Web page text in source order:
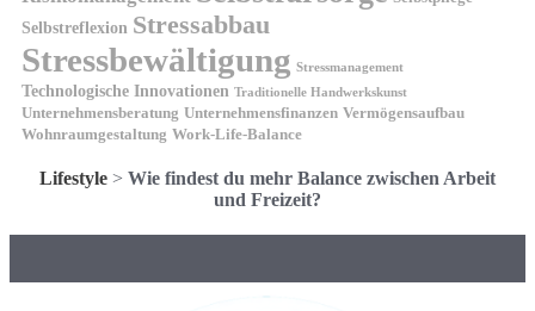
Selbstreflexion Stressabbau
Stressbewältigung Stressmanagement
Technologische Innovationen Traditionelle Handwerkskunst
Unternehmensberatung Unternehmensfinanzen Vermögensaufbau
Wohnraumgestaltung Work-Life-Balance
Lifestyle > Wie findest du mehr Balance zwischen Arbeit
und Freizeit?